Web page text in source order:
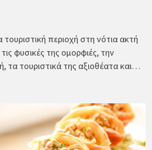
τουριστική περιοχή στη νότια ακτή
φυσικές της ομορφιές, την
τα τουριστικά της αξιοθέατα και…